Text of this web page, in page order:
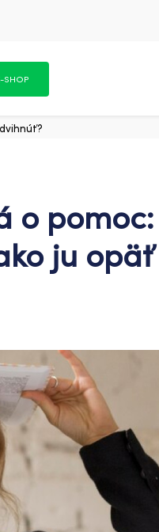
SHOP
o pomoc:
ju opäť